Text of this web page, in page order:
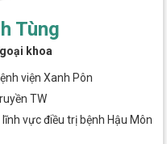
Tùng
khoa
viện Xanh Pôn
TW
vực điều trị bệnh Hậu Môn